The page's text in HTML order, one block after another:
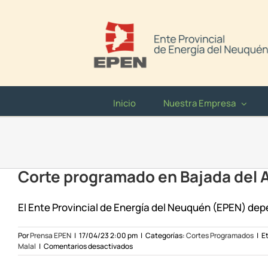
Inicio Nuestra Empresa
Corte programado en Bajada del
El Ente Provincial de Energía del Neuquén (EPEN)
PorPrensa EPEN | 17/04/23 2:00 pm | Categorías:Cortes Programados |
Malal | Comentarios desactivadosen
Corte